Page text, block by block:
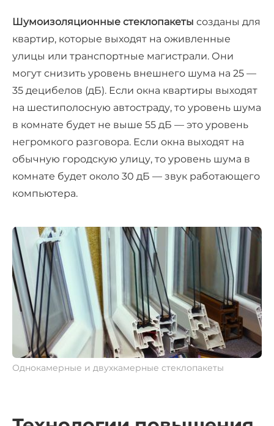
Шумоизоляционные стеклопакеты созданы для
квартир, которые выходят на оживленные
улицы или транспортные магистрали. Они
могут снизить уровень внешнего шума на 25 —
35 децибелов (дБ). Если окна квартиры выходят
на шестиполосную автостраду, то уровень шума
в комнате будет не выше 55 дБ — это уровень
негромкого разговора. Если окна выходят на
обычную городскую улицу, то уровень шума в
комнате будет около 30 дБ — звук работающего
компьютера.
Однокамерные и двухкамерные стеклопакеты